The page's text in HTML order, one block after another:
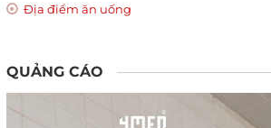
Địa điểm ăn uống
QUẢNG CÁO